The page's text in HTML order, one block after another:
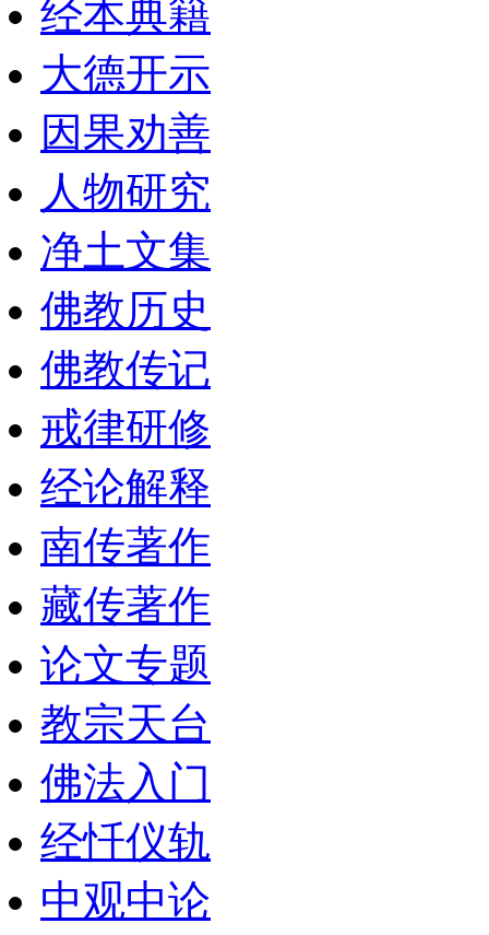
经本典籍
大德开示
因果劝善
人物研究
净土文集
佛教历史
佛教传记
戒律研修
经论解释
南传著作
藏传著作
论文专题
教宗天台
佛法入门
经忏仪轨
中观中论